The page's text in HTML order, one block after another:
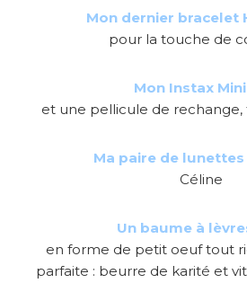
Mon dernier bracelet
pour la touche de
Mon Instax
et une pellicule de rechange,
Ma paire de
Céline
Un baume à
en forme de petit oeuf tout
parfaite : beurre de karité et